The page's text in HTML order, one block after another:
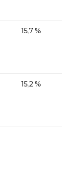
15,7 %
15,2 %